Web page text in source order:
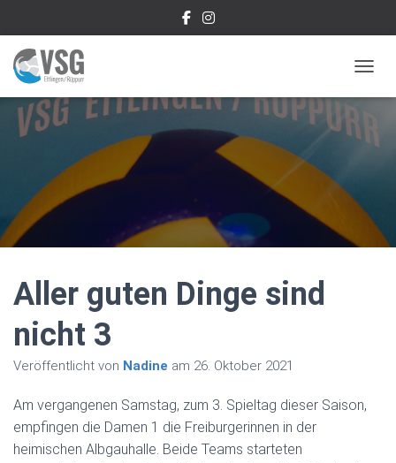
Aller guten Dinge sind
nicht 3
Veröffentlicht von Nadine am 26. Oktober 2021
Am vergangenen Samstag, zum 3. Spieltag dieser Saison,
empfingen die Damen 1 die Freiburgerinnen in der
heimischen Albgauhalle. Beide Teams starteten